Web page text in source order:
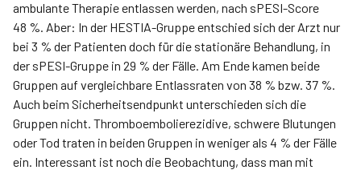
ambulante Therapie entlassen werden, nach sPESI-Score
48 %. Aber: In der HESTIA-Gruppe entschied sich der Arzt nur
bei 3 % der Patienten doch für die stationäre Behandlung, in
der sPESI-Gruppe in 29 % der Fälle. Am Ende kamen beide
Gruppen auf vergleichbare Entlassraten von 38 % bzw. 37 %.
Auch beim Sicherheitsendpunkt unterschieden sich die
Gruppen nicht. Thromboembolierezidive, schwere Blutungen
oder Tod traten in beiden Gruppen in weniger als 4 % der Fälle
ein. Interessant ist noch die Beobachtung, dass man mit